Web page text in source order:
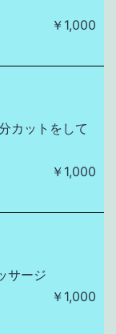
￥1,000
カットをして
￥1,000
サージ
￥1,000